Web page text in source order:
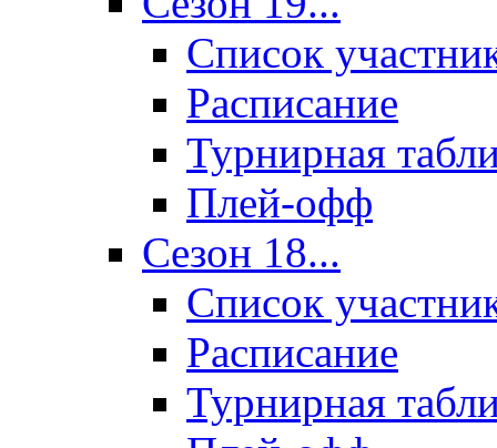
Список
Расписание
Турнирная
Плей-офф
Сезон 18...
Список
Расписание
Турнирная